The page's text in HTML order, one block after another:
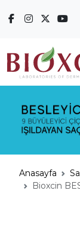
Anasayfa
Bioxcin